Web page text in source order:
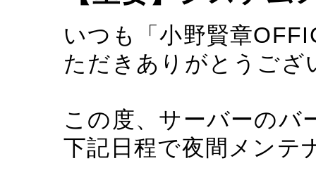
いつも「小野賢章
ただきありがとうござ
この度、サーバーのバ
下記日程で夜間メンテ